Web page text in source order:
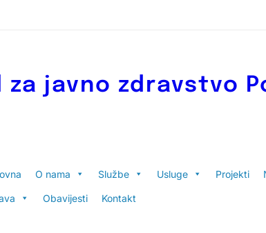
za javno zdravstvo
O nama Službe Usluge Projekti
Obavijesti Kontakt